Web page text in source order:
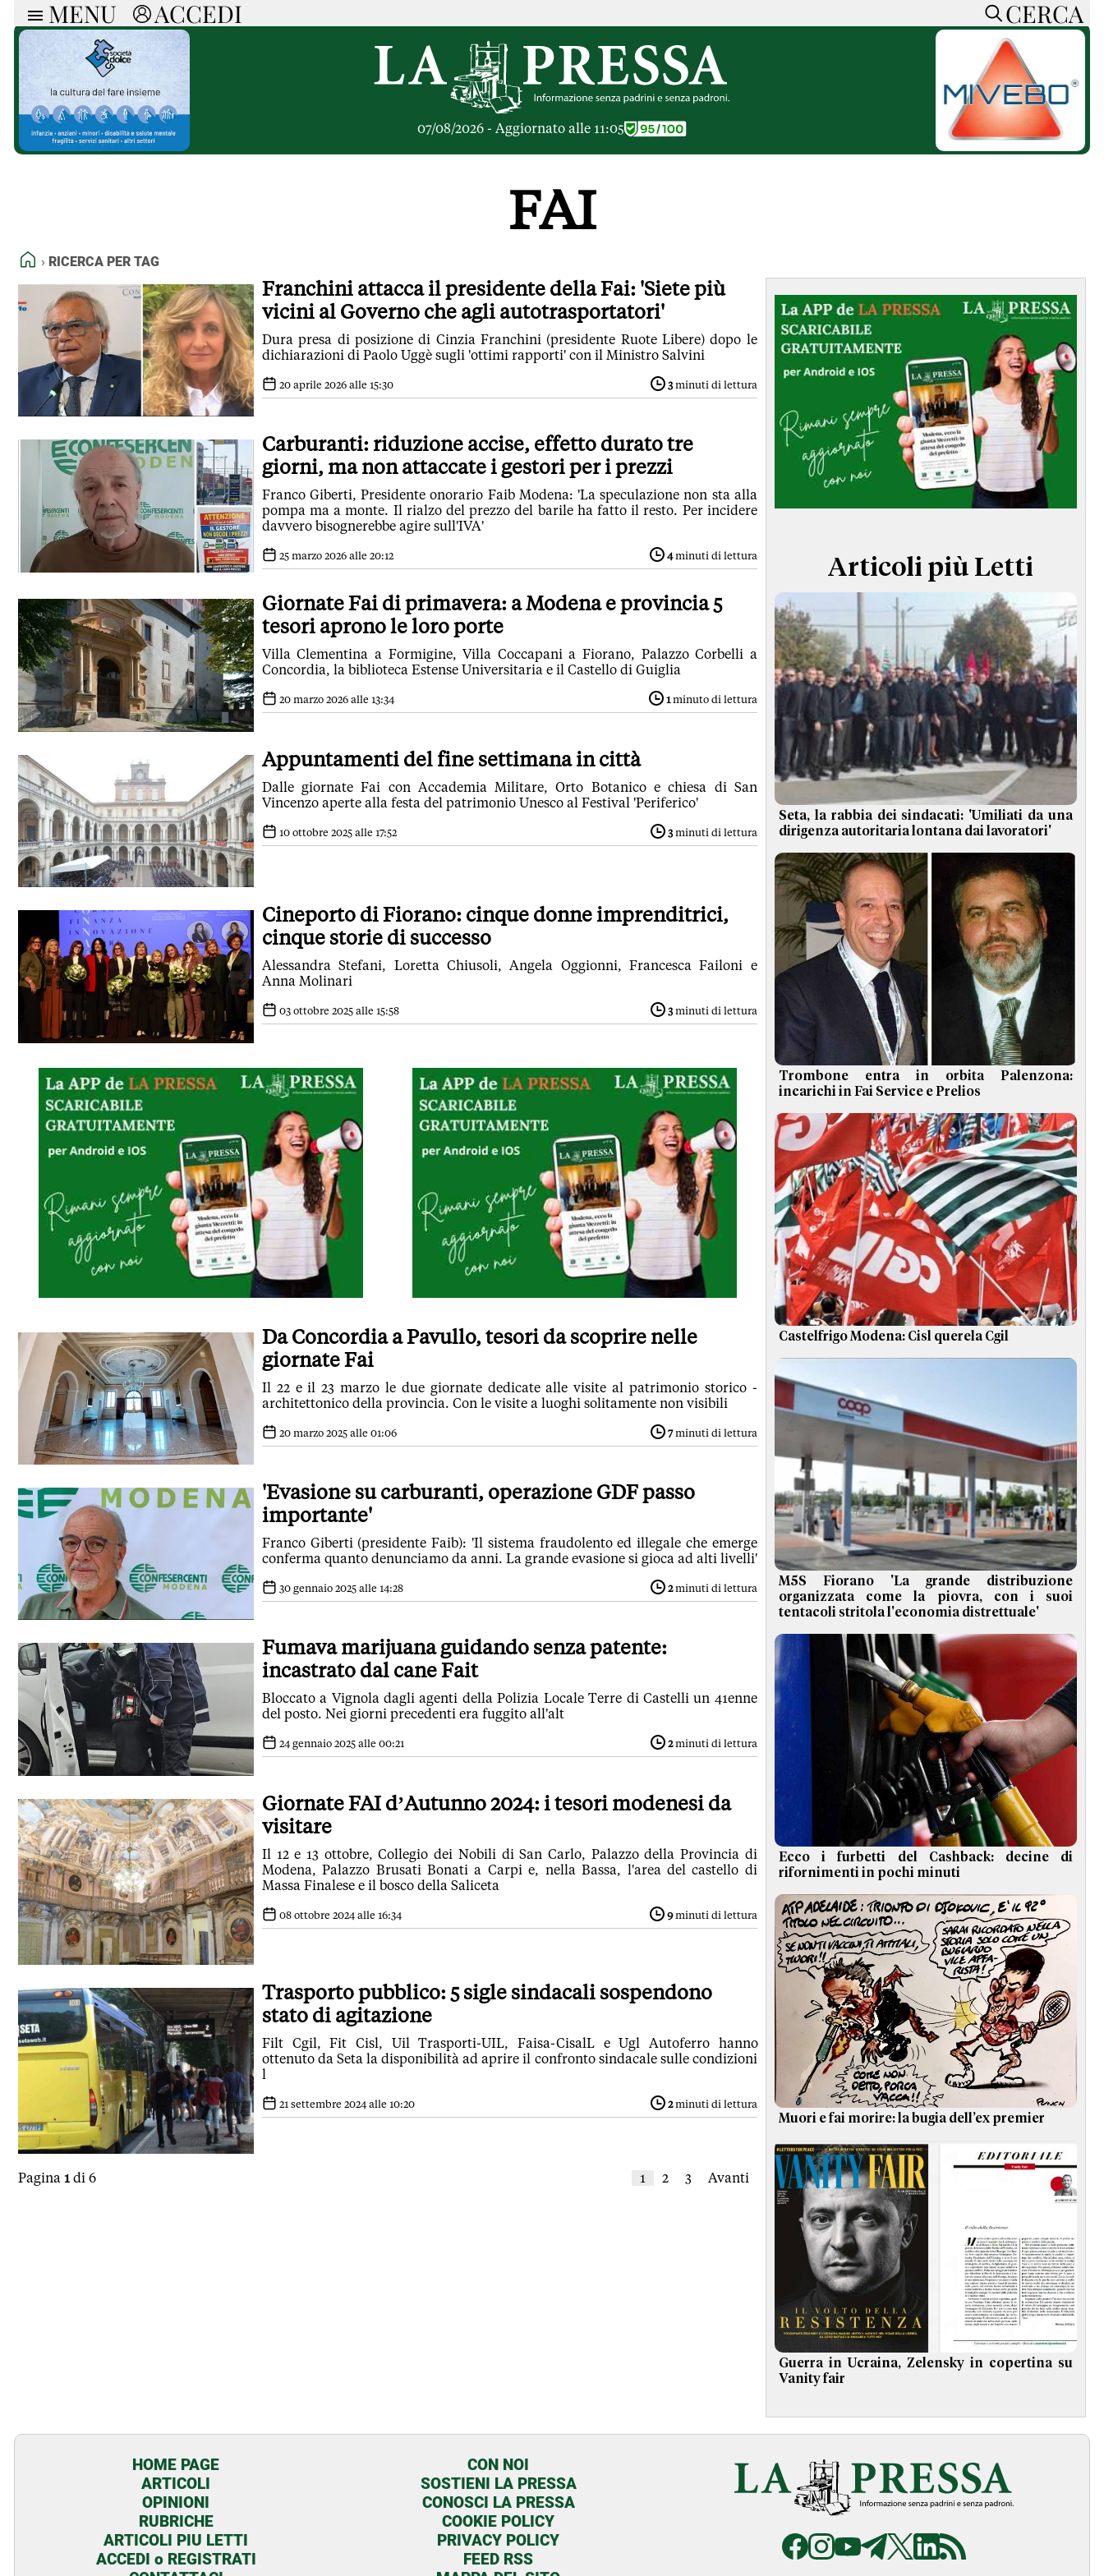
MENU ACCEDI CERCA
ARTICOLI
Politica
Economia
Società
La Nera
Che Cultura
Tutti gli Articoli
RUBRICHE
Ruote Libere
Dossier Inceneritore
Dossier Cave
OPINIONI
Lettere al Direttore
Parola d'Autore
Il Galeotto
Articoli
Opinioni
Rubriche
Tutti gli Articoli
ACCEDI o REGISTRATI
SOSTIENI LA PRESSA
MAPPA DEL SITO
NORMATIVE
DEONTOLOGICHE
TERMINI e CONDIZIONI
Ricerca
CERCA
07/08/2026 - Aggiornato alle 11:05
FAI
HOME
RICERCA PER TAG
Franchini attacca il presidente della Fai: 'Siete più
vicini al Governo che agli autotrasportatori'
Dura presa di posizione di Cinzia Franchini (presidente Ruote Libere) dopo le
dichiarazioni di Paolo Uggè sugli 'ottimi rapporti' con il Ministro Salvini
20 aprile 2026 alle 15:30 3minuti di lettura
Carburanti: riduzione accise, effetto durato tre
giorni, ma non attaccate i gestori per i prezzi
Franco Giberti, Presidente onorario Faib Modena: 'La speculazione non sta alla
pompa ma a monte. Il rialzo del prezzo del barile ha fatto il resto. Per incidere
davvero bisognerebbe agire sull'IVA'
25 marzo 2026 alle 20:12 4minuti di lettura
Giornate Fai di primavera: a Modena e provincia 5
tesori aprono le loro porte
Villa Clementina a Formigine, Villa Coccapani a Fiorano, Palazzo Corbelli a
Concordia, la biblioteca Estense Universitaria e il Castello di Guiglia
20 marzo 2026 alle 13:34 1minuto di lettura
Appuntamenti del fine settimana in città
Dalle giornate Fai con Accademia Militare, Orto Botanico e chiesa di San
Vincenzo aperte alla festa del patrimonio Unesco al Festival 'Periferico'
10 ottobre 2025 alle 17:52 3minuti di lettura
Cineporto di Fiorano: cinque donne imprenditrici,
cinque storie di successo
Alessandra Stefani, Loretta Chiusoli, Angela Oggionni, Francesca Failoni e
Anna Molinari
03 ottobre 2025 alle 15:58 3minuti di lettura
Da Concordia a Pavullo, tesori da scoprire nelle
giornate Fai
Il 22 e il 23 marzo le due giornate dedicate alle visite al patrimonio storico -
architettonico della provincia. Con le visite a luoghi solitamente non visibili
20 marzo 2025 alle 01:06 7minuti di lettura
'Evasione su carburanti, operazione GDF passo
importante'
Franco Giberti (presidente Faib): 'Il sistema fraudolento ed illegale che emerge
conferma quanto denunciamo da anni. La grande evasione si gioca ad alti livelli'
30 gennaio 2025 alle 14:28 2minuti di lettura
Fumava marijuana guidando senza patente:
incastrato dal cane Fait
Bloccato a Vignola dagli agenti della Polizia Locale Terre di Castelli un 41enne
del posto. Nei giorni precedenti era fuggito all'alt
24 gennaio 2025 alle 00:21 2minuti di lettura
Giornate FAI d’Autunno 2024: i tesori modenesi da
visitare
Il 12 e 13 ottobre, Collegio dei Nobili di San Carlo, Palazzo della Provincia di
Modena, Palazzo Brusati Bonati a Carpi e, nella Bassa, l'area del castello di
Massa Finalese e il bosco della Saliceta
08 ottobre 2024 alle 16:34 9minuti di lettura
Trasporto pubblico: 5 sigle sindacali sospendono
stato di agitazione
Filt Cgil, Fit Cisl, Uil Trasporti-UIL, Faisa-CisalL e Ugl Autoferro hanno
ottenuto da Seta la disponibilità ad aprire il confronto sindacale sulle condizioni
l
21 settembre 2024 alle 10:20 2minuti di lettura
Pagina 1 di 6 1 2 3 Avanti
Articoli più Letti
Seta, la rabbia dei sindacati: 'Umiliati da una
dirigenza autoritaria lontana dai lavoratori'
Trombone entra in orbita Palenzona:
incarichi in Fai Service e Prelios
Castelfrigo Modena: Cisl querela Cgil
M5S Fiorano 'La grande distribuzione
organizzata come la piovra, con i suoi
tentacoli stritola l'economia distrettuale'
Ecco i furbetti del Cashback: decine di
rifornimenti in pochi minuti
Muori e fai morire: la bugia dell’ex premier
Guerra in Ucraina, Zelensky in copertina su
Vanity fair
HOME PAGE
ARTICOLI
OPINIONI
RUBRICHE
ARTICOLI PIU LETTI
ACCEDI o REGISTRATI
CON NOI
SOSTIENI LA PRESSA
CONOSCI LA PRESSA
COOKIE POLICY
PRIVACY POLICY
FEED RSS